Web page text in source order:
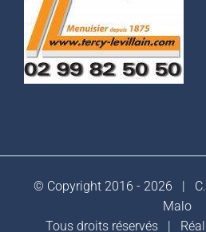
© Copyright 2016 - 2026 |
Malo
Tous droits réservés |